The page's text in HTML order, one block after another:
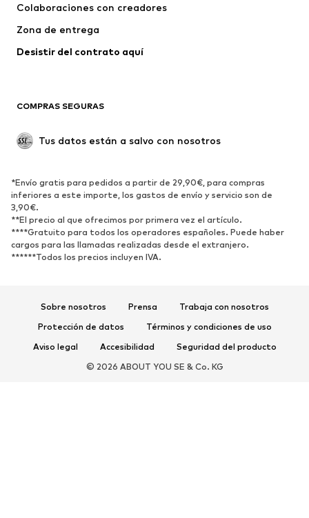
Ropa interior
Jerséis y cárdigans
Trajes y chaquetas
Ropa de baño
Nuevo
Tendencia
Zapatos bajos
Zapatos deportivos
Zapatos abiertos
DEPORTE
Ropa deportiva
Disciplinas deportivas
Complementos deportivos
COMPLEMENTOS
Colaboraciones con creadores
Zona de entrega
Desistir del contrato aquí
COMPRAS SEGURAS
Tus datos están a salvo con nosotros
*Envío gratis para pedidos a partir de 29,90€, para compras
inferiores a este importe, los gastos de envío y servicio son de
3,90€.
**El precio al que ofrecimos por primera vez el artículo.
****Gratuito para todos los operadores españoles. Puede haber
cargos para las llamadas realizadas desde el extranjero.
******Todos los precios incluyen IVA.
Sobre nosotros Prensa
Trabaja con nosotros
Protección de datos
Términos y condiciones de uso
Aviso legal
Accesibilidad
Seguridad del producto
© 2026 ABOUT YOU SE & Co. KG